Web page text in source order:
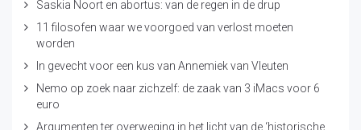
Saskia Noort en abortus: van de regen in de drup
11 filosofen waar we voorgoed van verlost moeten
worden
In gevecht voor een kus van Annemiek van Vleuten
Nemo op zoek naar zichzelf: de zaak van 3 iMacs voor 6
euro
Argumenten ter overweging in het licht van de ‘historische